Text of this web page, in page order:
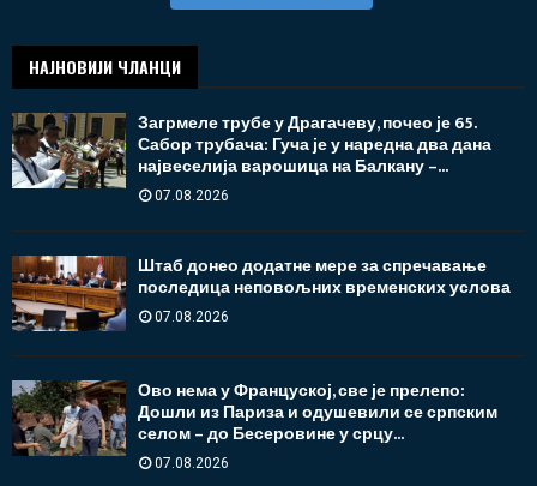
НАЈНОВИЈИ ЧЛАНЦИ
Загрмеле трубе у Драгачеву, почео је 65.
Сабор трубача: Гуча је у наредна два дана
највеселија варошица на Балкану –...
07.08.2026
Штаб донео додатне мере за спречавање
последица неповољних временских услова
07.08.2026
Ово нема у Француској, све је прелепо:
Дошли из Париза и одушевили се српским
селом – до Бесеровине у срцу...
07.08.2026